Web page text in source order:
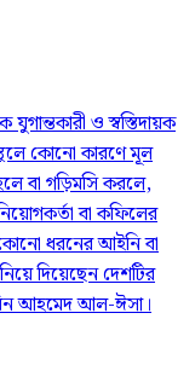
ও স্বস্তিদায়ক
কোনো কারণে মূল
বা গড়িমসি করলে,
বা কফিলের
ধরনের আইনি বা
দিয়েছেন দেশটির
বিন আহমেদ আল-ঈসা।